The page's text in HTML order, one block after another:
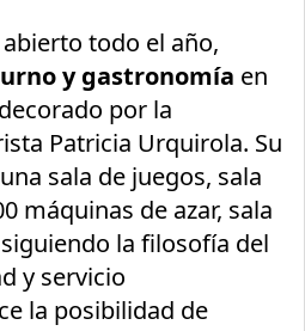
abierto todo el año,
y gastronomía en
por la
Patricia Urquirola. Su
sala de juegos, sala
máquinas de azar, sala
la filosofía del
y servicio
la posibilidad de